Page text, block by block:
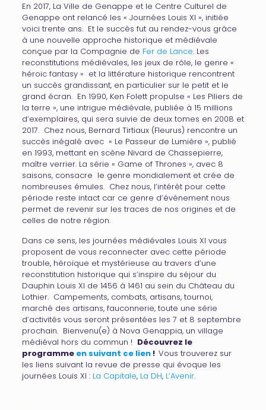
En 2017, La Ville de Genappe et le Centre Culturel de
Genappe ont relancé les « Journées Louis XI », initiée
voici trente ans. Et le succès fut au rendez-vous grâce
à une nouvelle approche historique et médiévale
conçue par la Compagnie de Fer de Lance. Les
reconstitutions médiévales, les jeux de rôle, le genre «
héroic fantasy » et la littérature historique rencontrent
un succès grandissant, en particulier sur le petit et le
grand écran. En 1990, Ken Folett propulse « Les Piliers de
la terre », une intrigue médiévale, publiée à 15 millions
d’exemplaires, qui sera suivie de deux tomes en 2008 et
2017. Chez nous, Bernard Tirtiaux (Fleurus) rencontre un
succès inégalé avec « Le Passeur de Lumière », publié
en 1993, mettant en scène Nivard de Chassepierre,
maître verrier. La série « Game of Thrones », avec 8
saisons, consacre le genre mondialement et crée de
nombreuses émules. Chez nous, l’intérêt pour cette
période reste intact car ce genre d’événement nous
permet de revenir sur les traces de nos origines et de
celles de notre région.
Dans ce sens, les journées médiévales Louis XI vous
proposent de vous reconnecter avec cette période
trouble, héroïque et mystérieuse au travers d’une
reconstitution historique qui s’inspire du séjour du
Dauphin Louis XI de 1456 à 1461 au sein du Château du
Lothier. Campements, combats, artisans, tournoi,
marché des artisans, fauconnerie, toute une série
d’activités vous seront présentées les 7 et 8 septembre
prochain. Bienvenu(e) à Nova Genappia, un village
médiéval hors du commun ! Découvrez le
programme en suivant ce lien! Vous trouverez sur
les liens suivant la revue de presse qui évoque les
journées Louis XI : La Capitale, La DH, L’Avenir.